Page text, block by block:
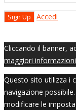
Accedi
Cliccando il banner,
maggiori informazioni
Questo sito utilizza i
navigazione
modificare le